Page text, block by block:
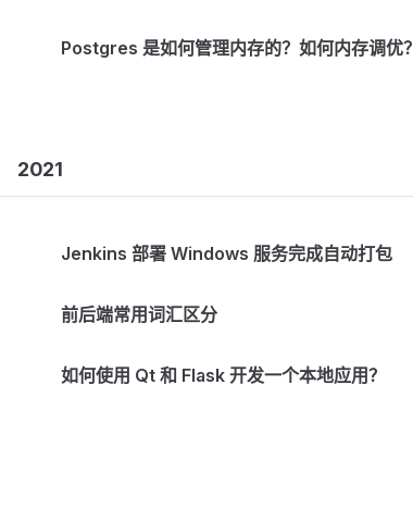
Postgres 是如何管理内存的？如何内存调优？
2021
Jenkins 部署 Windows 服务完成自动打包
前后端常用词汇区分
如何使用 Qt 和 Flask 开发一个本地应用？